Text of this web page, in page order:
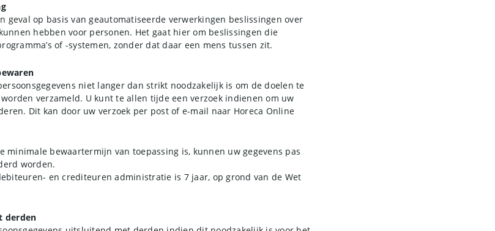
geval op basis van geautomatiseerde verwerkingen beslissingen over
hebben voor personen. Het gaat hier om beslissingen die
of -systemen, zonder dat daar een mens tussen zit.
niet langer dan strikt noodzakelijk is om de doelen te
verzameld. U kunt te allen tijde een verzoek indienen om uw
Dit kan door uw verzoek per post of e-mail naar Horeca Online
minimale bewaartermijn van toepassing is, kunnen uw gegevens pas
worden.
en crediteuren administratie is 7 jaar, op grond van de Wet
derden